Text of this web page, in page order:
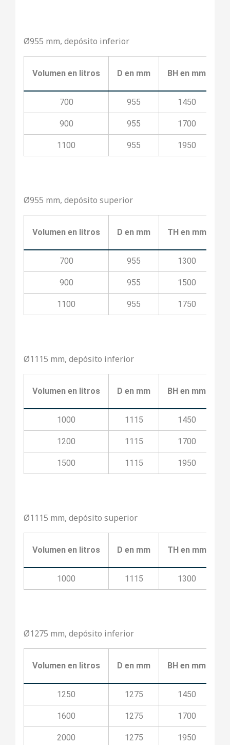
Ø955 mm, depósito inferior
Volumen en litros D en mm BH en mm
700 955 1450
900 955 1700
1100 955 1950
Ø955 mm, depósito superior
Volumen en litros D en mm TH en mm
700 955 1300
900 955 1500
1100 955 1750
Ø1115 mm, depósito inferior
Volumen en litros D en mm BH en mm
1000 1115 1450
1200 1115 1700
1500 1115 1950
Ø1115 mm, depósito superior
Volumen en litros D en mm TH en mm
1000 1115 1300
Ø1275 mm, depósito inferior
Volumen en litros D en mm BH en mm
1250 1275 1450
1600 1275 1700
2000 1275 1950